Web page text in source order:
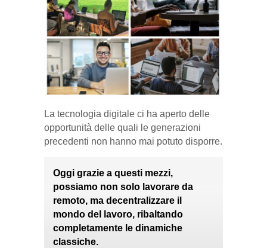
La tecnologia digitale ci ha aperto delle
opportunità delle quali le generazioni
precedenti non hanno mai potuto disporre.
Oggi grazie a questi mezzi,
possiamo non solo lavorare da
remoto, ma decentralizzare il
mondo del lavoro, ribaltando
completamente le dinamiche
classiche.